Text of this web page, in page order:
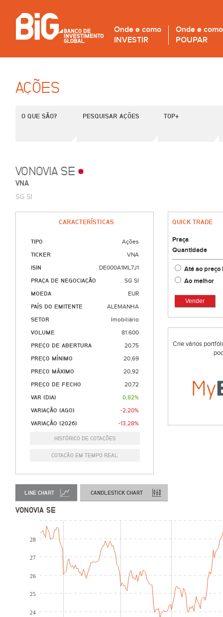
Onde e como
INVESTIR
Onde e como
POUPAR
AÇÕES
O QUE SÃO? PESQUISAR AÇÕES TOP+
VONOVIA SE
VNA
SG SI
CARACTERÍSTICAS
TIPO Ações
TICKER VNA
ISIN DE000A1ML7J1
PRAÇA DE NEGOCIAÇÃO SG SI
MOEDA EUR
PAÍS DO EMITENTE ALEMANHA
SETOR Imobiliário
VOLUME 81.600
PREÇO DE ABERTURA 20,75
PREÇO MÍNIMO 20,69
PREÇO MÁXIMO 20,92
PREÇO DE FECHO 20,72
VAR (DIA) 0,82%
VARIAÇÃO (AGO) -2,20%
VARIAÇÃO (2026) -13,28%
HISTÓRICO DE COTAÇÕES
COTAÇÃO EM TEMPO REAL
QUICK TRADE
Praça
Quantidade
Até ao
Ao melhor
Vender
Crie vários
LINE CHART CANDLESTICK CHART
VONOVIA SE
24
25
26
27
28